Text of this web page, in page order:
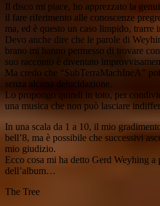
Il disco mi piace, ho apprezzato la
il fare riferimento alle conoscenze
ma, ed è questo un caso limpido,
Devo anche dire che le parole di
brano mi hanno permesso di trovare
suo racconto è diventato
Ma credo che “SubTerraMachIneA”
senza alcuna delucidazione.
Lo propongo quindi in toto, per
una musica che non può lasciare
In una scala da 1 a 10, il mio
bell’8, ma è possibile che successivi
mio giudizio.
Ecco cosa mi ha detto Gerd Weyhing a
dell’album…
The Tree